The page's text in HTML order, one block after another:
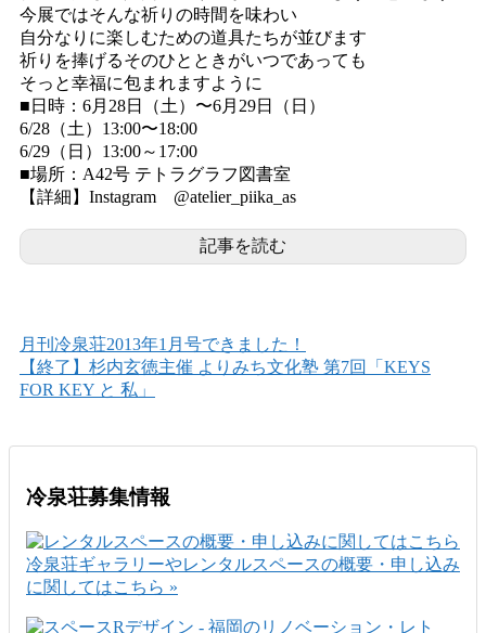
今展ではそんな祈りの時間を味わい
自分なりに楽しむための道具たちが並びます
祈りを捧げるそのひとときがいつであっても
そっと幸福に包まれますように
■日時：6月28日（土）〜6月29日（日）
6/28（土）13:00〜18:00
6/29（日）13:00～17:00
■場所：A42号 テトラグラフ図書室
【詳細】Instagram @atelier_piika_as
記事を読む
月刊冷泉荘2013年1月号できました！
【終了】杉内玄徳主催 よりみち文化塾 第7回「KEYS
FOR KEY と 私」
冷泉荘募集情報
冷泉荘ギャラリーやレンタルスペースの概要・申し込み
に関してはこちら »